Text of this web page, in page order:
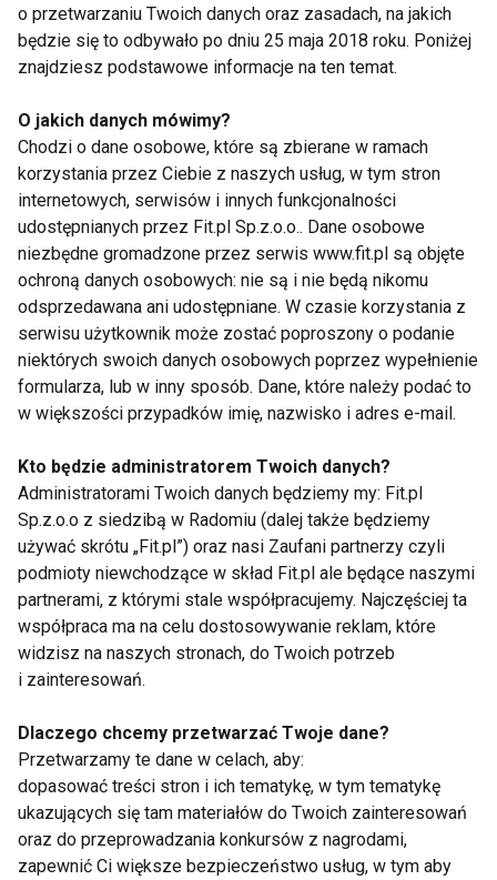
patelnię, wymieszaj z jackfruitem i cebulą.
5. Po chwili dodaj resztę warzyw i smaż jeszcze ok.
minuty, pod koniec dopraw do smaku szczyptą soli.
6. Na każdej połowie tortilli ułóż farsz, następnie złóż
je na pół i jeszcze raz na pół, tak aby powstał trójkąt.
7. Tak przygotowane wrapy podgrzej na patelni
grillowej lub w opiekaczu.
Warzywa gotowane na parze
4 porcje
Czas: 15 minut
Poziom trudności: 1
Poziom ostrości: 1
Składniki:
5-6 różyczek brokułu
5-6 różyczek kalafiora
1 mała kapusta pak-choi
8 zielonych fasolek szparagowych
Sól do smaku
Sos:
2 łyżki Sosu sojowego jasnego
1 łyżeczka Pasty z czosnku, imbiru i chilli
½ łyżeczki Białego sezamu
3 łyżki wody
1 łyżka posiekanej kolendry
2 łyżki posiekanej dymki do dekoracji
o przetwarzaniu Twoich danych oraz zasadach, na jakich
będzie się to odbywało po dniu 25 maja 2018 roku. Poniżej
znajdziesz podstawowe informacje na ten temat.
O jakich danych mówimy?
Chodzi o dane osobowe, które są zbierane w ramach
korzystania przez Ciebie z naszych usług, w tym stron
internetowych, serwisów i innych funkcjonalności
udostępnianych przez Fit.pl Sp.z.o.o.. Dane osobowe
niezbędne gromadzone przez serwis www.fit.pl są objęte
ochroną danych osobowych: nie są i nie będą nikomu
odsprzedawana ani udostępniane. W czasie korzystania z
serwisu użytkownik może zostać poproszony o podanie
niektórych swoich danych osobowych poprzez wypełnienie
formularza, lub w inny sposób. Dane, które należy podać to
w większości przypadków imię, nazwisko i adres e-mail.
Kto będzie administratorem Twoich danych?
Administratorami Twoich danych będziemy my: Fit.pl
Sp.z.o.o z siedzibą w Radomiu (dalej także będziemy
używać skrótu „Fit.pl”) oraz nasi Zaufani partnerzy czyli
podmioty niewchodzące w skład Fit.pl ale będące naszymi
partnerami, z którymi stale współpracujemy. Najczęściej ta
współpraca ma na celu dostosowywanie reklam, które
widzisz na naszych stronach, do Twoich potrzeb
i zainteresowań.
Dlaczego chcemy przetwarzać Twoje dane?
Przetwarzamy te dane w celach, aby:
dopasować treści stron i ich tematykę, w tym tematykę
ukazujących się tam materiałów do Twoich zainteresowań
oraz do przeprowadzania konkursów z nagrodami,
zapewnić Ci większe bezpieczeństwo usług, w tym aby